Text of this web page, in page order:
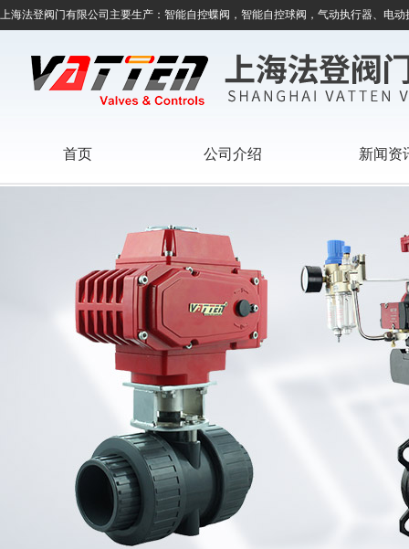
上海法登阀门有限公司主要生产：智能自控蝶阀，智能自控球阀，气动执行器、电
首页 公司介绍 新闻资